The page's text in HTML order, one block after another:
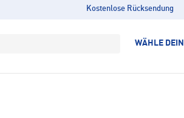
Kostenlose Rücksendung
WÄHLE